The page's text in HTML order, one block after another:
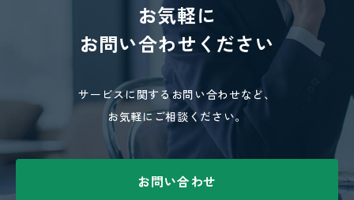
お気軽に
お問い合わせください
サービスに関するお問い合わせなど、
お気軽にご相談ください。
お問い合わせ